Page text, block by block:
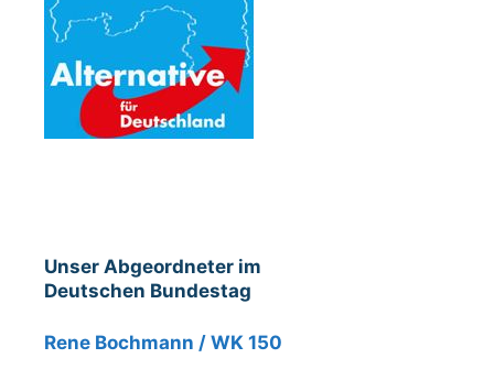
Unser Abgeordneter im
Deutschen Bundestag
Rene Bochmann / WK 150